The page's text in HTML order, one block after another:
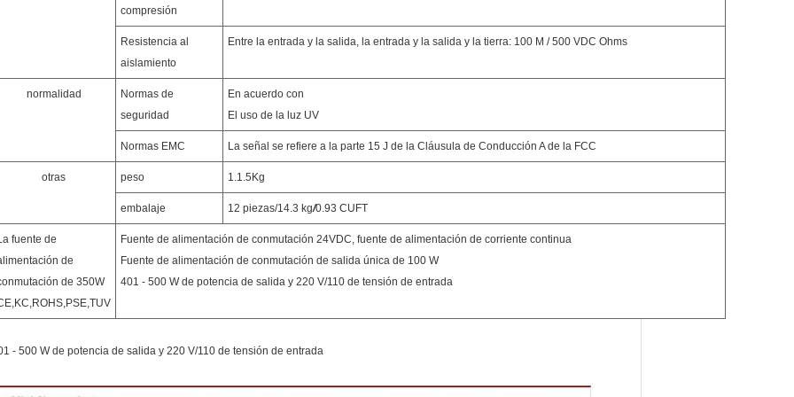
compresión
Resistencia al
aislamiento
Entre la entrada y la salida, la entrada y la salida y la tierra: 100 M / 500 VDC Ohms
normalidad
Normas de
seguridad
En acuerdo con
El uso de la luz UV
Normas EMC La señal se refiere a la parte 15 J de la Cláusula de Conducción A de la FCC
otras peso 1.1.5Kg
embalaje 12 piezas/14.3 kg/0.93 CUFT
fuente de
de
de 350W
Fuente de alimentación de conmutación 24VDC, fuente de alimentación de corriente continua
Fuente de alimentación de conmutación de salida única de 100 W
401 - 500 W de potencia de salida y 220 V/110 de tensión de entrada
- 500 W de potencia de salida y 220 V/110 de tensión de entrada